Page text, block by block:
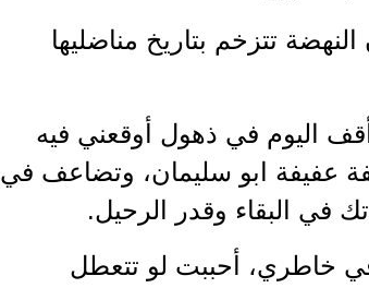
تتزخم بتاريخ مناضليها
اليوم في ذهول أوقعني فيه
عفيفة ابو سليمان، وتضاعف في
في البقاء وقدر الرحيل.
خاطري، أحببت لو تتعطل